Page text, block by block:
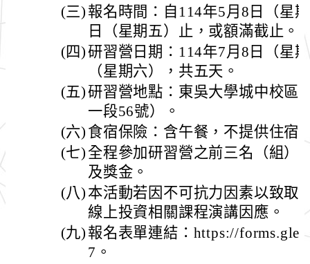
(三) 報名時間：自114年5月8日（星
日（星期五）止，或額滿截止。
(四)研習營日期：114年7月8日（星
（星期六），共五天。
(五)研習營地點：東吳大學城中校區
一段56號）。
(六) 食宿保險：含午餐，不提供住宿
(七) 全程參加研習營之前三名（組）
及獎金。
(八) 本活動若因不可抗力因素以致取
線上投資相關課程演講因應。
(九) 報名表單連結：https://forms.gle/
7。